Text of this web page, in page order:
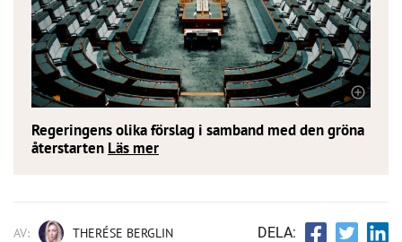
Regeringens olika förslag i samband med den gröna
återstarten Läs mer
AV: THERÉSE BERGLIN DELA: